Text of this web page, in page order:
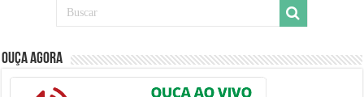
Ouça Agora